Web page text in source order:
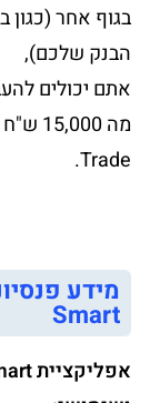
בגוף אחר
הבנק שלכם),
Trade.
Smart